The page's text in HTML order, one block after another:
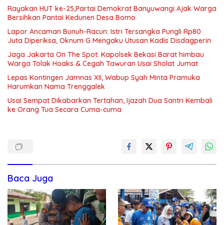
Rayakan HUT ke-25,Partai Demokrat Banyuwangi Ajak Warga
Bersihkan Pantai Kedunen Desa Bomo
Lapor Ancaman Bunuh-Racun: Istri Tersangka Pungli Rp80
Juta Diperiksa, Oknum G Mengaku Utusan Kadis Disdagperin
Jaga Jakarta On The Spot: Kapolsek Bekasi Barat himbau
Warga Tolak Hoaks & Cegah Tawuran Usai Sholat Jumat
Lepas Kontingen Jamnas XII, Wabup Syah Minta Pramuka
Harumkan Nama Trenggalek
Usai Sempat Dikabarkan Tertahan, Ijazah Dua Santri Kembali
ke Orang Tua Secara Cuma-cuma
Baca Juga